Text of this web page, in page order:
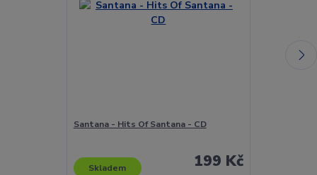
Santana - Hits Of Santana - CD
199 Kč
Skladem